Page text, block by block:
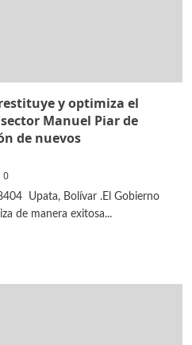
y optimiza el
Manuel Piar de
de nuevos
0
​Upata, Bolívar .El Gobierno
de manera exitosa...